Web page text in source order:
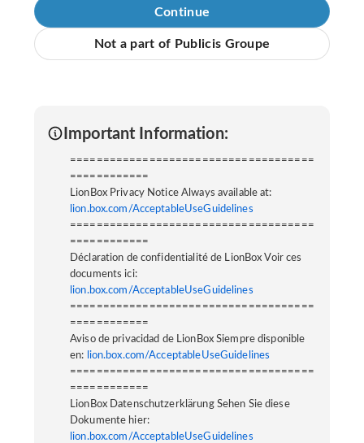
Continue
Not a part of Publicis Groupe
Important Information:
=====================================
============
LionBox Privacy Notice Always available at:
lion.box.com/AcceptableUseGuidelines
=====================================
============
Déclaration de confidentialité de LionBox Voir ces
documents ici:
lion.box.com/AcceptableUseGuidelines
=====================================
============
Aviso de privacidad de LionBox Siempre disponible
en:
lion.box.com/AcceptableUseGuidelines
=====================================
============
LionBox Datenschutzerklärung Sehen Sie diese
Dokumente hier:
lion.box.com/AcceptableUseGuidelines